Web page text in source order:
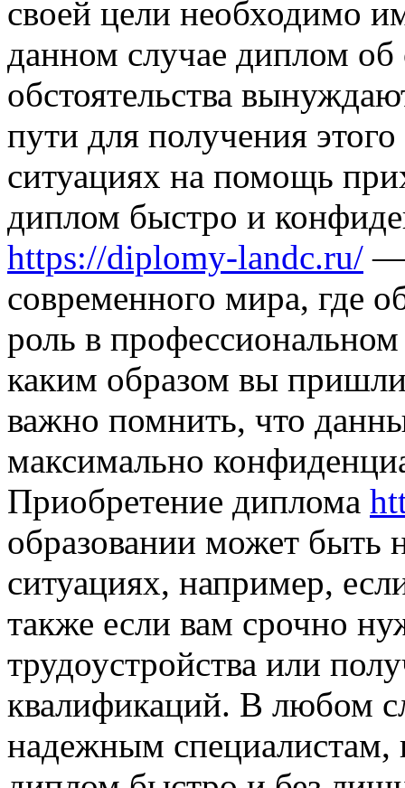
своей цели необходимо
данном случае диплом
обстоятельства
пути для получения
ситуациях на помощь
диплом быстро и
https://diplomy-landc.ru/ —
современного мира, где
роль в
каким образом вы
важно помнить, что
максимально
Приобретение диплома
образовании может быть
ситуациях, например,
также если вам срочно
трудоустройства или
квалификаций. В любом
надежным специалистам,